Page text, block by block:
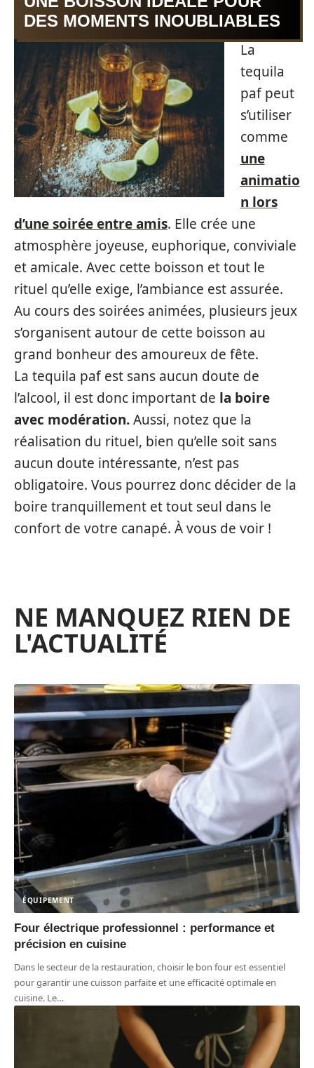
DES MOMENTS INOUBLIABLES
La
tequila
paf peut
s’utiliser
comme
une
animatio
n lors
d’une soirée entre amis. Elle crée une
atmosphère joyeuse, euphorique, conviviale
et amicale. Avec cette boisson et tout le
rituel qu’elle exige, l’ambiance est assurée.
Au cours des soirées animées, plusieurs jeux
s’organisent autour de cette boisson au
grand bonheur des amoureux de fête.
La tequila paf est sans aucun doute de
l’alcool, il est donc important de la boire
avec modération.Aussi, notez que la
réalisation du rituel, bien qu’elle soit sans
aucun doute intéressante, n’est pas
obligatoire. Vous pourrez donc décider de la
boire tranquillement et tout seul dans le
confort de votre canapé. À vous de voir !
NE MANQUEZ RIEN DE
L'ACTUALITÉ
ÉQUIPEMENT
Four électrique professionnel : performance et
précision en cuisine
Dans le secteur de la restauration, choisir le bon four est essentiel
pour garantir une cuisson parfaite et une efficacité optimale en
cuisine. Le…